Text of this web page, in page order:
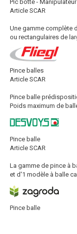
Pic botte - Manipulateur
Article SCAR
Une gamme complète
ou rectangulaires de
Pince balles
Article SCAR
Pince balle
Poids maximum de
Pince balle
Article SCAR
La gamme de pince à
et d'1 modèle à balle
Pince balle